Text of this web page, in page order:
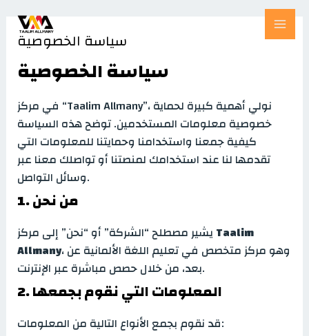
contentسياسة الخصوصية
سياسة الخصوصية
في مركز “Taalim Allmany”، نولي أهمية كبيرة لحماية
خصوصية معلومات المستخدمين. توضح هذه السياسة
كيفية جمعنا واستخدامنا وحمايتنا للمعلومات التي
تقدمها لنا عند استخدامك لمنصتنا أو تواصلك معنا عبر
وسائل التواصل.
1. من نحن
Taalim
Allmany، وهو مركز متخصص في تعليم اللغة الألمانية عن
بعد، من خلال حصص مباشرة عبر الإنترنت.
2. المعلومات التي نقوم بجمعها
قد نقوم بجمع الأنواع التالية من المعلومات: